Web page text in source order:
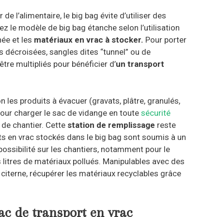
l’alimentaire, le big bag évite d’utiliser des
le modèle de big bag étanche selon l’utilisation
et les matériaux en vrac à stocker. Pour porter
sangles dites “tunnel” ou de
multipliés pour bénéficier d’un transport
produits à évacuer (gravats, plâtre, granulés,
charger le sac de vidange en toute sécurité
chantier. Cette station de remplissage reste
en vrac stockés dans le big bag sont soumis à un
sur les chantiers, notamment pour le
de matériaux pollués. Manipulables avec des
récupérer les matériaux recyclables grâce
de transport en vrac